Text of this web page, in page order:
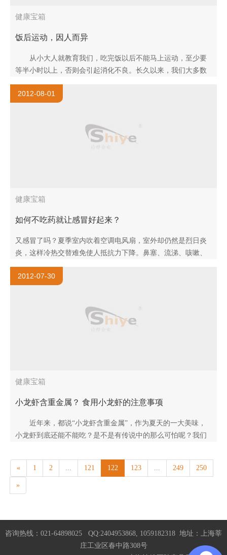
健康宝箱
饭后运动，因人而异
从小大人就教育我们，吃完饭以后不能马上运动，至少要
等半小时以上，否则会引起消化不良。长久以来，我们大多数
人都对这一说法深信不疑。不仅自己严格恪守饭后不能马上运
动的守则，在我们..
2012-08-01
健康宝箱
如何不吃药就让感冒好起来？
又感冒了吗？夏季室内吹着空调电风扇，室外却仍然是烈日炎
炎，这样冷热交替难免使人抵抗力下降。鼻塞、流涕、咳嗽、
咽喉痛是不是让你烦恼不已，吃药吃到吐也不见得感冒有所缓
解，各种药物似乎也..
2012-07-30
健康宝箱
小龙虾含重金属？ 食用小龙虾的注意事项
近年来，都说“小龙虾含重金属”，作为夏天的一大美味，
小龙虾到底还能不能吃？是不是有传说中的那么可怕呢？我们
..
«
1 2 ... 121 122 123 ... 249 250
»
咨询热线：021-64898025 QQ:2404953868, 1059182318 地址：上海莘
庄工业区春中路308号